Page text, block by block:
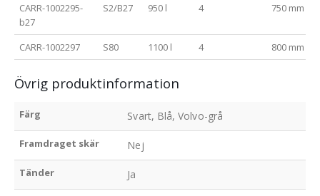
CARR-1002295-
b27
S2/B27 950 l 4 750 mm
CARR-1002297 S80 1100 l 4 800 mm
Övrig produktinformation
Färg Svart, Blå, Volvo-grå
Framdraget skär Nej
Tänder Ja